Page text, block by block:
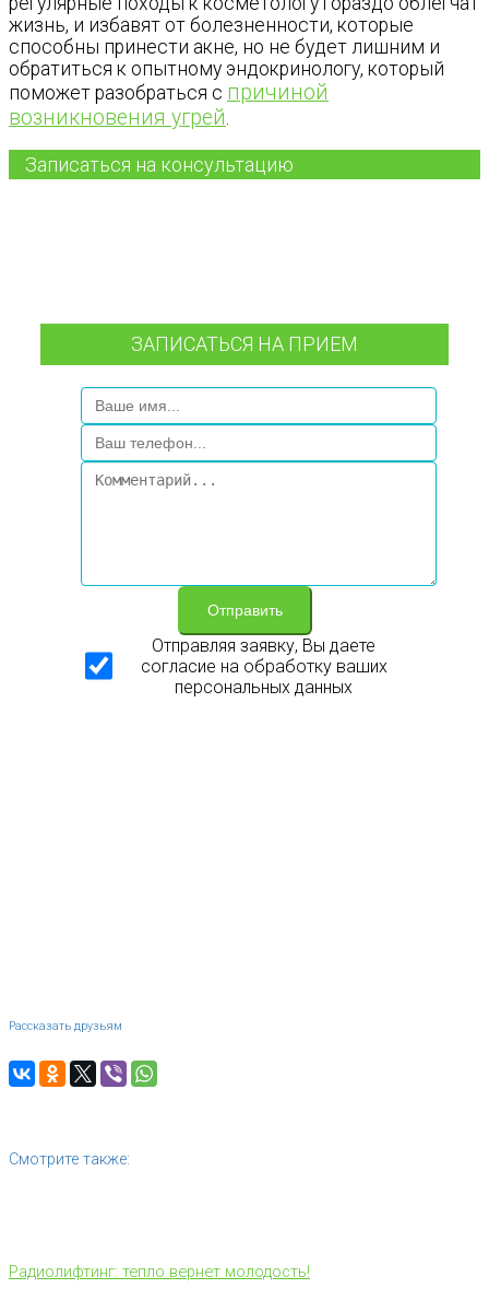
жизнь, и избавят от болезненности, которые
способны принести акне, но не будет лишним и
обратиться к опытному эндокринологу, который
поможет разобраться с причиной
возникновения угрей.
Записаться на консультацию
ЗАПИСАТЬСЯ НА ПРИЕМ
Отправить
Отправляя заявку, Вы даете
согласие на обработку ваших
персональных данных
Рассказать друзьям
Смотрите также:
Радиолифтинг: тепло вернет молодость!